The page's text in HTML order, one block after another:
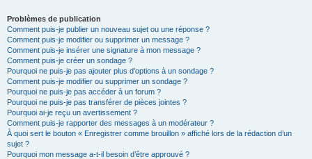
Problèmes de publication
Comment puis-je publier un nouveau sujet ou une réponse ?
Comment puis-je modifier ou supprimer un message ?
Comment puis-je insérer une signature à mon message ?
Comment puis-je créer un sondage ?
Pourquoi ne puis-je pas ajouter plus d’options à un sondage ?
Comment puis-je modifier ou supprimer un sondage ?
Pourquoi ne puis-je pas accéder à un forum ?
Pourquoi ne puis-je pas transférer de pièces jointes ?
Pourquoi ai-je reçu un avertissement ?
Comment puis-je rapporter des messages à un modérateur ?
À quoi sert le bouton « Enregistrer comme brouillon » affiché lors de la rédaction d’un
sujet ?
Pourquoi mon message a-t-il besoin d’être approuvé ?